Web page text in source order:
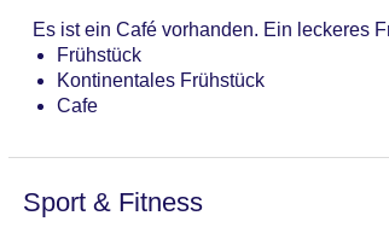
Landeskategorie: 5 Sterne
Es ist ein Café vorhanden. Ein leckeres
Frühstück
Kontinentales Frühstück
Cafe
Sport & Fitness